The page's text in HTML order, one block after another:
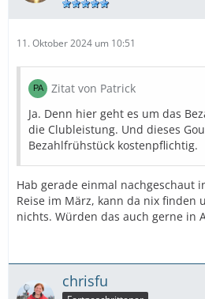
11. Oktober 2024 um 10:51
Zitat von Patrick
Ja. Denn hier geht es um das
die Clubleistung. Und dieses
Bezahlfrühstück kostenpflichtig.
Hab gerade einmal nachgeschaut
Reise im März, kann da nix finden
nichts. Würden das auch gerne in
chrisfu